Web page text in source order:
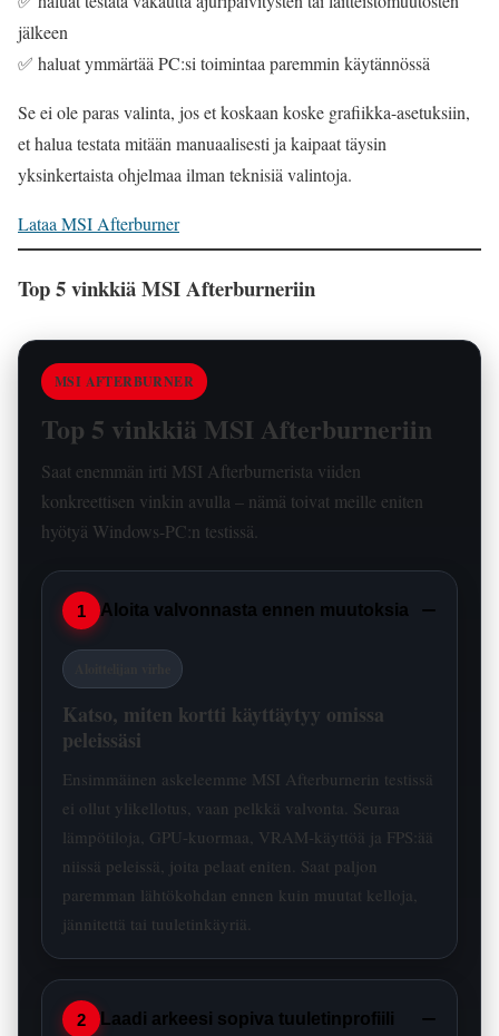
jälkeen
✅ haluat ymmärtää PC:si toimintaa paremmin käytännössä
Se ei ole paras valinta, jos et koskaan koske grafiikka-asetuksiin,
et halua testata mitään manuaalisesti ja kaipaat täysin
yksinkertaista ohjelmaa ilman teknisiä valintoja.
Lataa MSI Afterburner
Top 5 vinkkiä MSI Afterburneriin
MSI AFTERBURNER
Top 5 vinkkiä MSI Afterburneriin
Saat enemmän irti MSI Afterburnerista viiden
konkreettisen vinkin avulla – nämä toivat meille eniten
hyötyä Windows-PC:n testissä.
1 Aloita valvonnasta ennen muutoksia −
Katso, miten kortti käyttäytyy omissa
peleissäsi
Ensimmäinen askeleemme MSI Afterburnerin testissä
ei ollut ylikellotus, vaan pelkkä valvonta. Seuraa
lämpötiloja, GPU-kuormaa, VRAM-käyttöä ja FPS:ää
niissä peleissä, joita pelaat eniten. Saat paljon
paremman lähtökohdan ennen kuin muutat kelloja,
jännitettä tai tuuletinkäyriä.
2 Laadi arkeesi sopiva tuuletinprofiili −